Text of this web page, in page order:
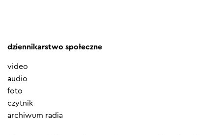
dziennikarstwo społeczne
video
audio
foto
czytnik
archiwum radia